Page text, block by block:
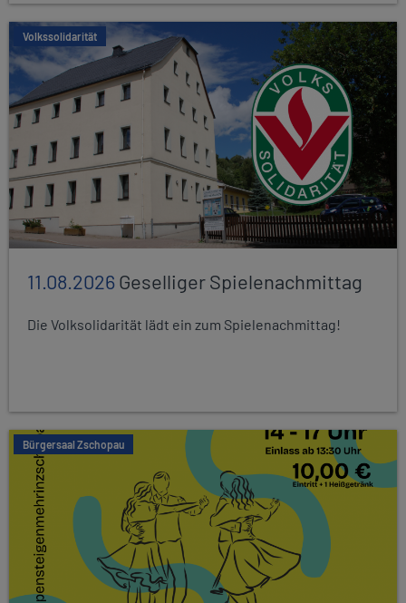
Volkssolidarität
11.08.2026Geselliger Spielenachmittag
Die Volksolidarität lädt ein zum Spielenachmittag!
Bürgersaal Zschopau